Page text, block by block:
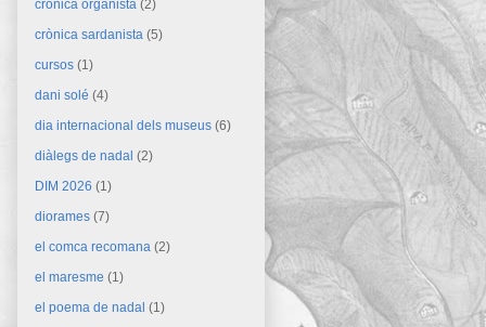
crònica organista (2)
crònica sardanista (5)
cursos (1)
dani solé (4)
dia internacional dels museus (6)
diàlegs de nadal (2)
DIM 2026 (1)
diorames (7)
el comca recomana (2)
el maresme (1)
el poema de nadal (1)